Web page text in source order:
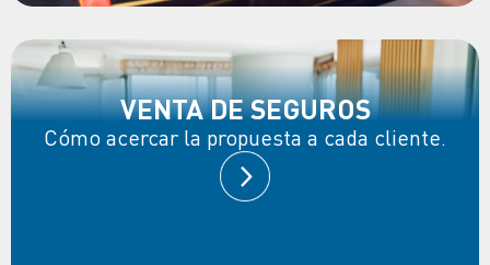
VENTA DE SEGUROS
Cómo acercar la propuesta a cada cliente.